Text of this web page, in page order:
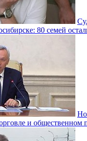
80 семей
и общественном